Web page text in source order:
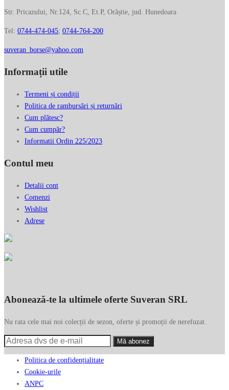
Str. Pricazului, Nr.124, Sc.C, Et.P, Orăștie, jud. Hunedoara
Tel: 0744-474-045; 0744-764-200
suveran_borse@yahoo.com
Informații utile
Termeni și condiții
Politica de rambursări și returnări
Cum plătesc?
Cum cumpăr?
Informatii Ordin 225/2023
Contul meu
Detalii cont
Comenzi
Wishlist
Adrese
Abonează-te la ultimele oferte Suveran SRL
Nu rata cele mai noi colecții de sezon, oferte și promoții de nerefuzat.
Politica de confidențialitate
Cookie-urile
ANPC